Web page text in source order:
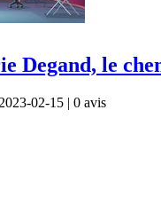
Degand, le
02-15 | 0 avis